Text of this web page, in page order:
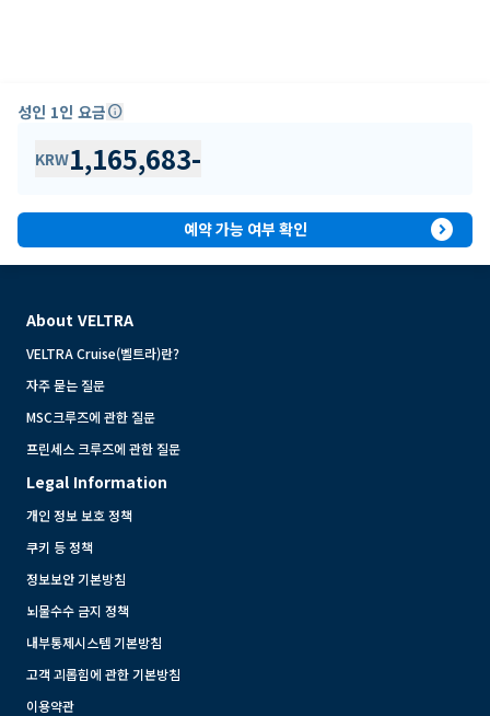
성인 1인 요금info
KRW1,165,683-
예약 가능 여부 확인 expand_circle_right
About VELTRA
VELTRA Cruise(벨트라)란?
자주 묻는 질문
MSC크루즈에 관한 질문
프린세스 크루즈에 관한 질문
Legal Information
개인 정보 보호 정책
쿠키 등 정책
정보보안 기본방침
뇌물수수 금지 정책
내부통제시스템 기본방침
고객 괴롭힘에 관한 기본방침
이용약관